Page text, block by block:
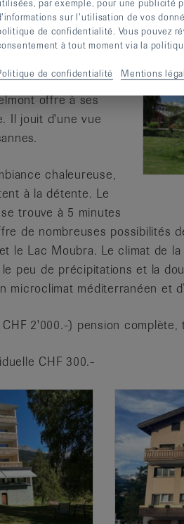
1'400 mètres
loin d’un
offre à ses
Il jouit d'une vue
chaleureuse,
à la détente. Le
trouve à 5 minutes
de nombreuses possibilités
le Lac Moubra. Le climat de
peu de précipitations et la
microclimat méditerranéen et
2'000.-) pension
CHF 300.-
par exemple, pour une publicité
sur l’utilisation de vos
de confidentialité. Vous pouvez
à tout moment via la
de confidentialité Mentions